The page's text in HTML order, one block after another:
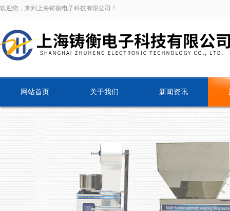
欢迎您，来到上海铸衡电子科技有限公司！
网站首页 关于我们 新闻资讯